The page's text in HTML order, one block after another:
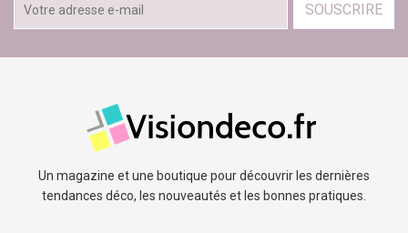
SOUSCRIRE
Un magazine et une boutique pour découvrir les dernières
tendances déco, les nouveautés et les bonnes pratiques.